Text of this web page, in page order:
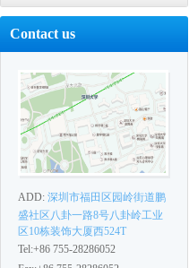
Contact us
ADD: 深圳市福田区园岭街道鹏
盛社区八卦一路8号八卦岭工业
区10栋装饰大厦西524T
Tel:+86 755-28286052